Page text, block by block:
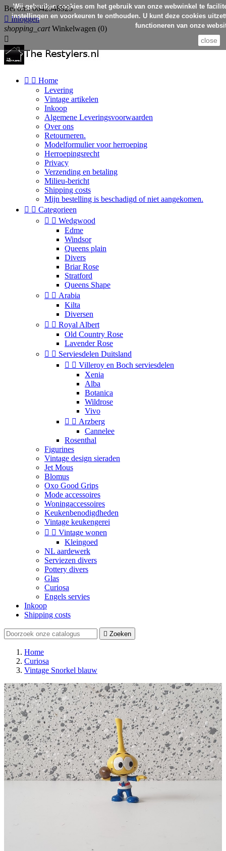
Bel ons:0642548925
 Inloggen
shopping_cart Winkelwagen (0)

  Home
Levering
Vintage artikelen
Inkoop
Algemene Leveringsvoorwaarden
Over ons
Retourneren.
Modelformulier voor herroeping
Herroepingsrecht
Privacy
Verzending en betaling
Milieu-bericht
Shipping costs
Mijn bestelling is beschadigd of niet aangekomen.
  Categorieen
  Wedgwood
Edme
Windsor
Queens plain
Divers
Briar Rose
Stratford
Queens Shape
  Arabia
Kilta
Diversen
  Royal Albert
Old Country Rose
Lavender Rose
  Serviesdelen Duitsland
  Villeroy en Boch serviesdelen
Xenia
Alba
Botanica
Wildrose
Vivo
  Arzberg
Cannelee
Rosenthal
Figurines
Vintage design sieraden
Jet Mous
Blomus
Oxo Good Grips
Mode accessoires
Woningaccessoires
Keukenbenodigdheden
Vintage keukengerei
  Vintage wonen
Kleingoed
NL aardewerk
Serviezen divers
Pottery divers
Glas
Curiosa
Engels servies
Inkoop
Shipping costs
 Zoeken
Home
Curiosa
Vintage Snorkel blauw
Wij gebruiken cookies om het gebruik van onze webwinkel te
instellingen en voorkeuren te onthouden. U kunt deze cookies
functioneren van onze
close